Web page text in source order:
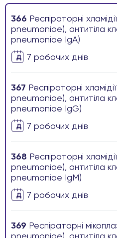
366 Респіраторні
pneumoniae), антитіла
pneumoniae IgA)
7 робочих днів
367 Респіраторні
pneumoniae), антитіла
pneumoniae IgG)
7 робочих днів
368 Респіраторні
pneumoniae), антитіла
pneumoniae IgM)
7 робочих днів
369 Респіраторні